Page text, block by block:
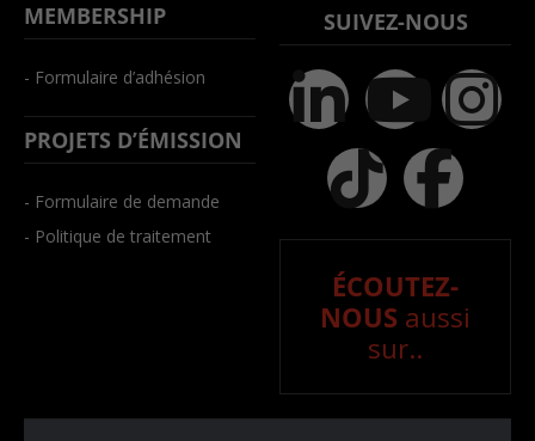
MEMBERSHIP
- Formulaire d’adhésion
PROJETS D’ÉMISSION
- Formulaire de demande
- Politique de traitement
SUIVEZ-NOUS
ÉCOUTEZ-
NOUS aussi
sur..